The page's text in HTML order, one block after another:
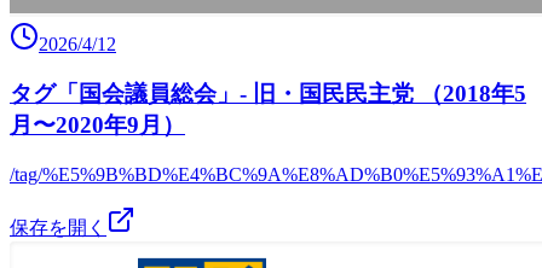
2026/4/12
タグ「国会議員総会」- 旧・国民民主党 （2018年5
月〜2020年9月）
/tag/
保存を開く